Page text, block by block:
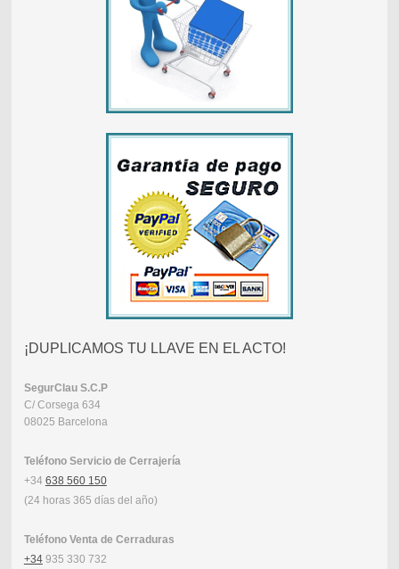
¡DUPLICAMOS TU LLAVE EN EL ACTO!
SegurClau S.C.P
C/ Corsega 634
08025 Barcelona
Teléfono Servicio de Cerrajería
+34 638 560 150
(24 horas 365 días del año)
Teléfono Venta de Cerraduras
+34935 330 732